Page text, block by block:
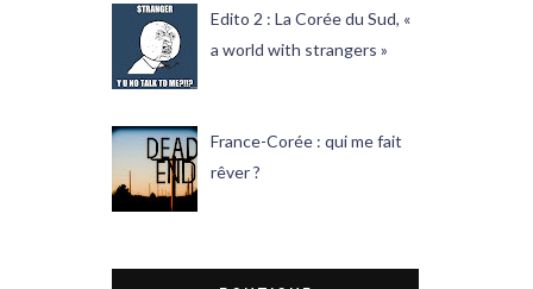
Edito 2 : La Corée du Sud, «
a world with strangers »
France-Corée : qui me fait
rêver ?